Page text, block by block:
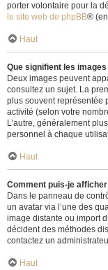
porter volontaire pour la
le site web de phpBB®
Haut
Que signifient les
Deux images peuvent
consultez un sujet. La
plus souvent représentée
activité (selon votre
L’autre, généralement
personnel à chaque
Haut
Comment puis-je
Dans le panneau de
un avatar via l’une des
image distante ou import
décident des méthodes
contactez un
Haut